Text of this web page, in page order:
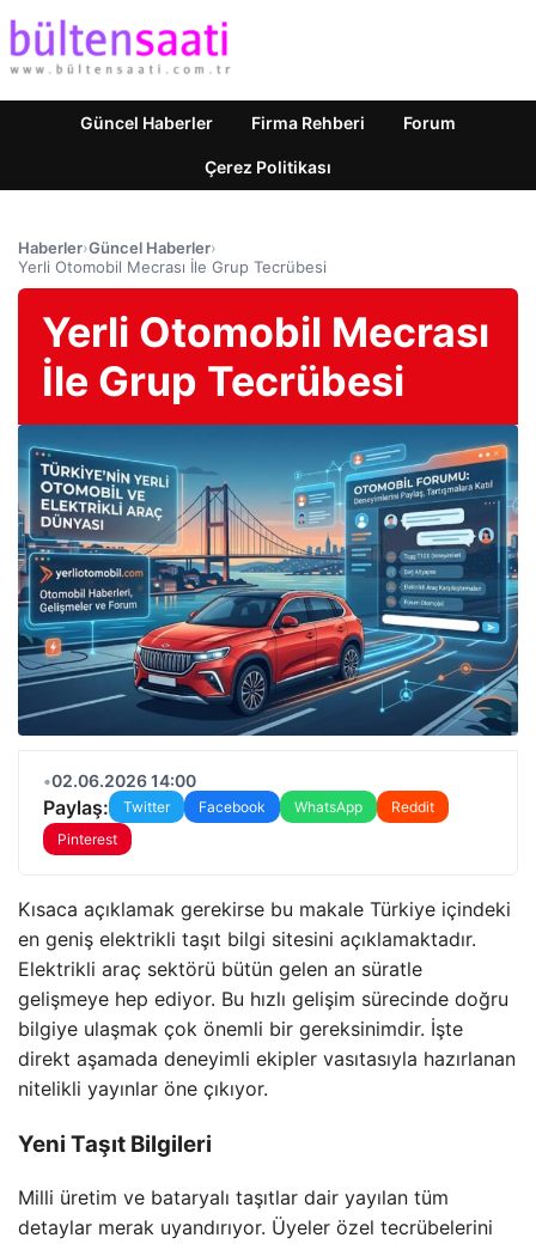
Güncel Haberler Firma Rehberi Forum
Çerez Politikası
Haberler›Güncel Haberler›
Yerli Otomobil Mecrası İle Grup Tecrübesi
Yerli Otomobil Mecrası
İle Grup Tecrübesi
•02.06.2026 14:00
Paylaş: Twitter Facebook WhatsApp
Reddit
Pinterest
Kısaca açıklamak gerekirse bu makale Türkiye içindeki
en geniş elektrikli taşıt bilgi sitesini açıklamaktadır.
Elektrikli araç sektörü bütün gelen an süratle
gelişmeye hep ediyor. Bu hızlı gelişim sürecinde doğru
bilgiye ulaşmak çok önemli bir gereksinimdir. İşte
direkt aşamada deneyimli ekipler vasıtasıyla hazırlanan
nitelikli yayınlar öne çıkıyor.
Yeni Taşıt Bilgileri
Milli üretim ve bataryalı taşıtlar dair yayılan tüm
detaylar merak uyandırıyor. Üyeler özel tecrübelerini